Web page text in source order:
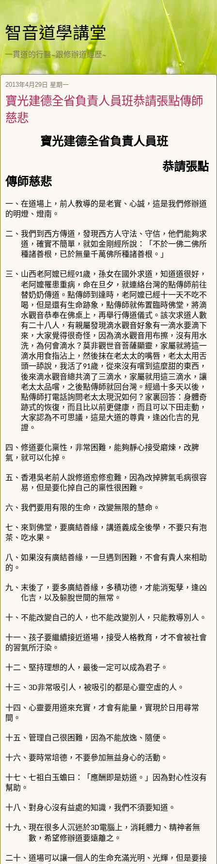
智音道學講堂
一貫道的行醫~跟修辦道經歷~
2013年4月29日 星期一
寶光建德全省負責人員班恭請張點傳師
慈悲
寶光建德全省負責人員班
恭請張點
傳師慈悲
一、在道場上，前人教導的是老實、心誠，這是我們修辦道
的明燈、燈南。
二、我們到西方傳道，發現西方人守法、守信，他們能夠求
道，確實不簡單，就如金剛經所說：「不於一佛二佛所
種諸善根，已於無量千萬佛所種諸善根。」
三、山西老阿嬤已經91歲，孫女在國外求道，知道道很好，
老阿嬤罹患重病，命在旦夕，就連絡台灣的點傳師前往
替奶奶傳道。點傳師到達時，老阿嬤已經十一天不吃不
喝，但是還有生命跡象，點傳師就佈置臨時佛堂，將滴
水觀音恭奉在佛桌上，再舉行傳道儀式。該次求道人數
有二十八人，有親屬發現滴水觀音好象有一滴水要滴下
來，大家覺得很奇怪，因為滴水觀音用布擦，沒有用水
洗，為何會滴水？莫非觀世音菩薩顯靈，家屬就將這一
滴水用食指沾上，然後抹在老太太的嘴唇，老太太用舌
頭一舔說，我活了91歲，從來沒有嚐到這麼甜的東西，
後來滴水觀音總共滴了三滴水，家屬就用這三滴水，讓
老太太品嚐，之後點傳師就回台灣。經過十多天以後，
點傳師打電話詢問老太太現況如何？家裏回答：身體奇
跡式的恢復，而且比以前更健康，而且可以下田走動，
大家認為不可思議，這是大道的尊貴，逢凶化吉的見
證。
四、修道要化稟性，非常困難，能夠靜心接受磨煉，改脾
氣，就可以化掉。
五、香港吳老前人說修道愈修愈難，因為改掉脾氣毛病很容
易，但是要化掉自己的稟性很困難。
六、我們要用有限的生命，改變無限的慧命。
七、來到佛堂，要廣結善緣，講道義成全後學，不要只有泡
茶、吃水果。
八、如果沒有廣結善緣，一旦遇到困難，不會有貴人來相助
的。
九、末後了，要多廣結善緣，多積功德，才能消冤孽，逢凶
化吉，以及躲脫世間的無常。
十、不能改變自己的人，也不能改變別人，只能教導別人。
十一、孩子要繼續接近道場，接受人格教育，才不會被社會
的習氣所汙染。
十二、堅持理想的人，最後一定可以成為君子。
十三、 3D非常吸引人，被吸引的都是心靈空虛的人。
十四、心靈要用道來充實，才會有能量，實現於日用尋常
間。
十五、管理自己很困難，因為不能放逸、隨便。
十六、要時常培德，不要參加無益身心的活動。
十七、七祖白玉蟾曰：「應酬即是妨道。」因為對心性沒有
幫助。
十八、對身心沒有益處的知識，我們不須要知道。
十九、現在很多人沉迷於3D電腦上，消耗體力、精神者無
數，希望修辦道要遠離之。
二十、道場可以讓一個人的生命充滿光明、光輝，但是要接